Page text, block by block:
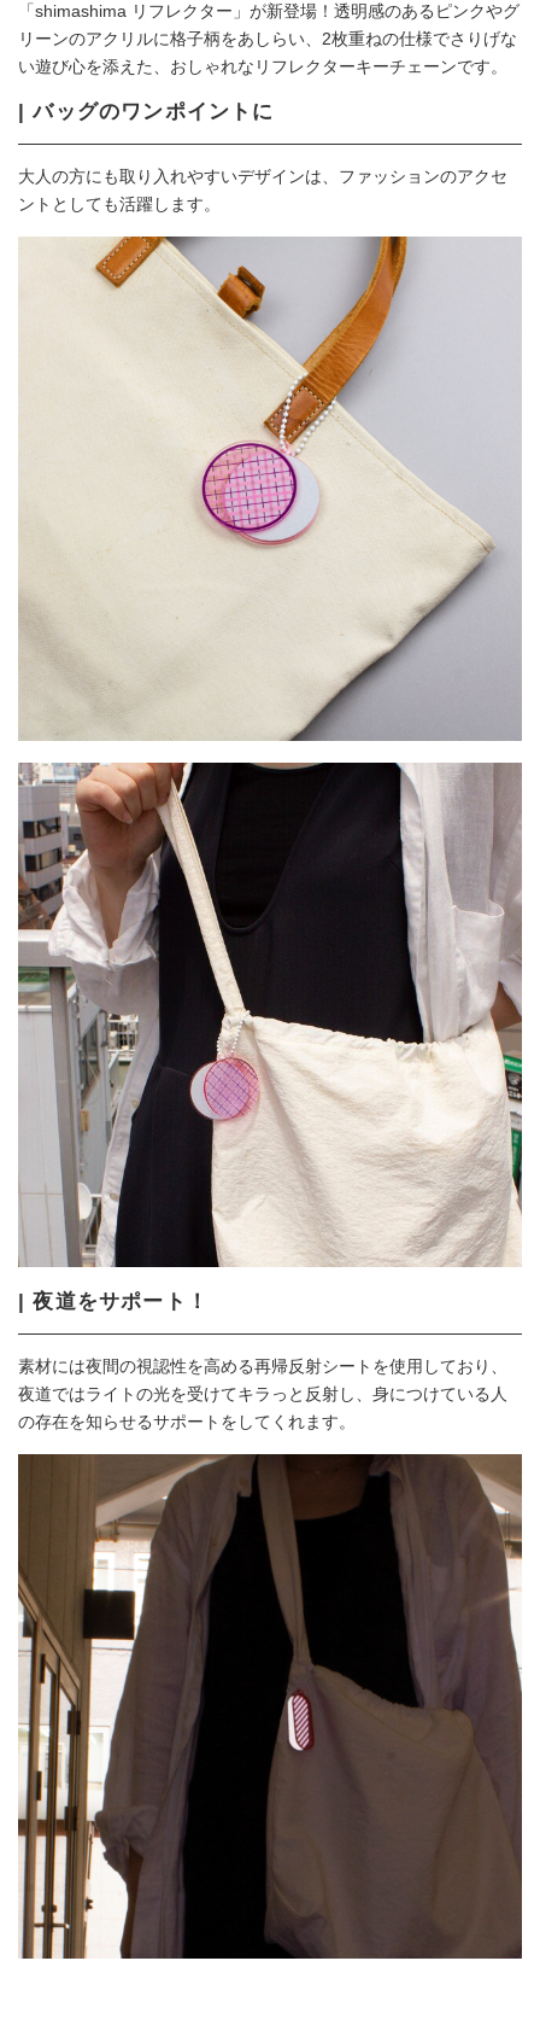
「shimashima リフレクター」が新登場！透明感のあるピンクやグ
リーンのアクリルに格子柄をあしらい、2枚重ねの仕様でさりげな
い遊び心を添えた、おしゃれなリフレクターキーチェーンです。
| バッグのワンポイントに
大人の方にも取り入れやすいデザインは、ファッションのアクセ
ントとしても活躍します。
| 夜道をサポート！
素材には夜間の視認性を高める再帰反射シートを使用しており、
夜道ではライトの光を受けてキラっと反射し、身につけている人
の存在を知らせるサポートをしてくれます。